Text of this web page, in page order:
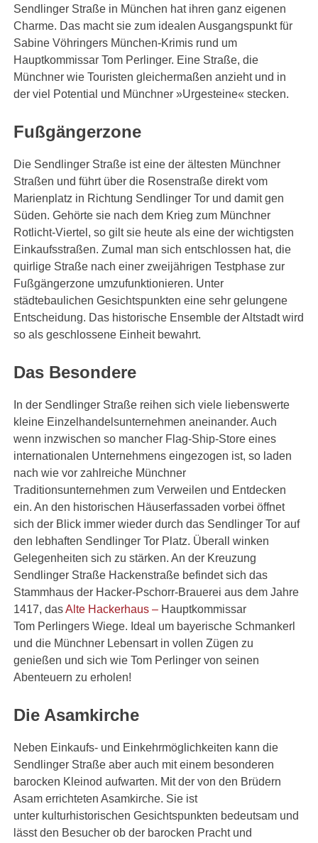
Sendlinger Straße in München hat ihren ganz eigenen
Charme. Das macht sie zum idealen Ausgangspunkt für
Sabine Vöhringers München-Krimis rund um
Hauptkommissar Tom Perlinger. Eine Straße, die
Münchner wie Touristen gleichermaßen anzieht und in
der viel Potential und Münchner »Urgesteine« stecken.
Fußgängerzone
Die Sendlinger Straße ist eine der ältesten Münchner
Straßen und führt über die Rosenstraße direkt vom
Marienplatz in Richtung Sendlinger Tor und damit gen
Süden. Gehörte sie nach dem Krieg zum Münchner
Rotlicht-Viertel, so gilt sie heute als eine der wichtigsten
Einkaufsstraßen. Zumal man sich entschlossen hat, die
quirlige Straße nach einer zweijährigen Testphase zur
Fußgängerzone umzufunktionieren. Unter
städtebaulichen Gesichtspunkten eine sehr gelungene
Entscheidung. Das historische Ensemble der Altstadt wird
so als geschlossene Einheit bewahrt.
Das Besondere
In der Sendlinger Straße reihen sich viele liebenswerte
kleine Einzelhandelsunternehmen aneinander. Auch
wenn inzwischen so mancher Flag-Ship-Store eines
internationalen Unternehmens eingezogen ist, so laden
nach wie vor zahlreiche Münchner
Traditionsunternehmen zum Verweilen und Entdecken
ein. An den historischen Häuserfassaden vorbei öffnet
sich der Blick immer wieder durch das Sendlinger Tor auf
den lebhaften Sendlinger Tor Platz. Überall winken
Gelegenheiten sich zu stärken. An der Kreuzung
Sendlinger Straße Hackenstraße befindet sich das
Stammhaus der Hacker-Pschorr-Brauerei aus dem Jahre
1417, dasAlte Hackerhaus – Hauptkommissar
Tom Perlingers Wiege. Ideal um bayerische Schmankerl
und die Münchner Lebensart in vollen Zügen zu
genießen und sich wie Tom Perlinger von seinen
Abenteuern zu erholen!
Die Asamkirche
Neben Einkaufs- und Einkehrmöglichkeiten kann die
Sendlinger Straße aber auch mit einem besonderen
barocken Kleinod aufwarten. Mit der von den Brüdern
Asam errichteten Asamkirche. Sie ist
unter kulturhistorischen Gesichtspunkten bedeutsam und
lässt den Besucher ob der barocken Pracht und